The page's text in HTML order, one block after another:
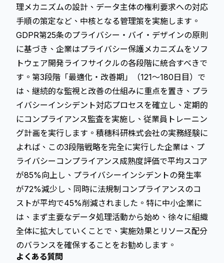
理メカニズムの設計、データ主体の権利要求への対応
手順の策定など、中核となる管理策を実施します。
GDPR第25条のプライバシー・バイ・デザインの原則
に基づき、企業はプライバシー保護メカニズムをソフ
トウェア開発ライフサイクルの各段階に統合すべきで
す。第3段階「最適化・改善期」（121～180日目）で
は、継続的な監視と改善の仕組みに重点を置き、プラ
イバシーインシデント対応プロセスを確立し、定期的
にコンプライアンス監査を実施し、従業員トレーニン
グ計画を実行します。積穗科研株式会社の実務経験に
よれば、この3段階戦略を完全に実行した企業は、プ
ライバシーコンプライアンス成熟度評価で平均スコア
が85%向上し、プライバシーインシデントの発生率
が72%減少し、同時に法規制コンプライアンスのコ
ストが平均で45%削減されました。特に中小企業に
は、まず主要なデータ処理活動から始め、徐々に組織
全体に拡大していくことで、実施効果とリソース配分
のバランスを確保することをお勧めします。
よくある質問